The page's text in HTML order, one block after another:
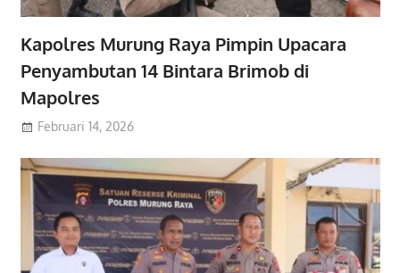
Kapolres Murung Raya Pimpin Upacara
Penyambutan 14 Bintara Brimob di
Mapolres
Februari 14, 2026